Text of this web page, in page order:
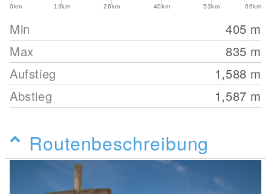
0km 13km 26km 40km 53km 66km
Min 405 m
Max
835 m
Aufstieg
1,588 m
Abstieg
1,587 m
Routenbeschreibung